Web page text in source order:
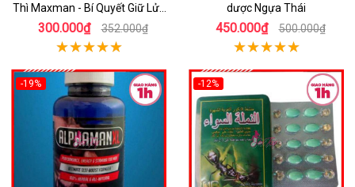
Thì Maxman - Bí Quyết Giữ Lửa
Giường Chiếu
300.000₫ 352.000₫
dược Ngựa Thái
450.000₫ 500.000₫
-19% -12%